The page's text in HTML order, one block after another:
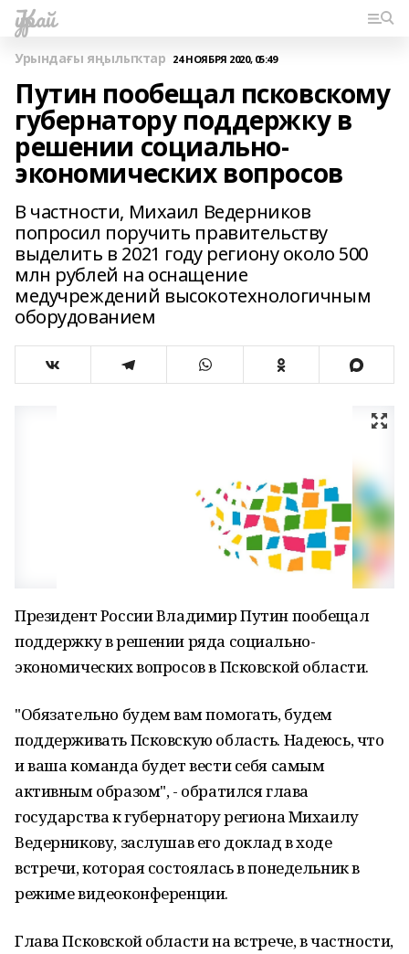
Ҡурай
Урындағы яңылыҡтар 24 НОЯБРЯ 2020, 05:49
Путин пообещал псковскому
губернатору поддержку в
решении социально-
экономических вопросов
В частности, Михаил Ведерников
попросил поручить правительству
выделить в 2021 году региону около 500
млн рублей на оснащение
медучреждений высокотехнологичным
оборудованием
Президент России Владимир Путин пообещал
поддержку в решении ряда социально-
экономических вопросов в Псковской области.
"Обязательно будем вам помогать, будем
поддерживать Псковскую область. Надеюсь, что
и ваша команда будет вести себя самым
активным образом", - обратился глава
государства к губернатору региона Михаилу
Ведерникову, заслушав его доклад в ходе
встречи, которая состоялась в понедельник в
режиме видеоконференции.
Глава Псковской области на встрече, в частности,